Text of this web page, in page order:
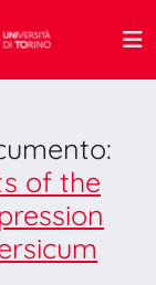
of the